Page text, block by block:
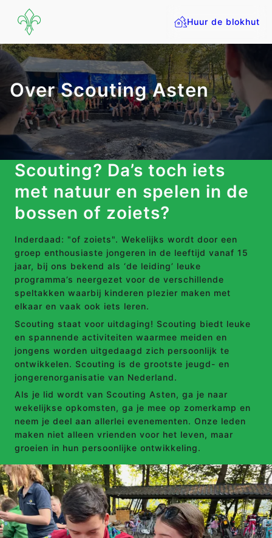
Huur de blokhut
Over Scouting Asten
Scouting? Da’s toch iets
met natuur en spelen in de
bossen of zoiets?
Inderdaad: "of zoiets". Wekelijks wordt door een
groep enthousiaste jongeren in de leeftijd vanaf 15
jaar, bij ons bekend als ‘de leiding’ leuke
programma’s neergezet voor de verschillende
speltakken waarbij kinderen plezier maken met
elkaar en vaak ook iets leren.
Scouting staat voor uitdaging! Scouting biedt leuke
en spannende activiteiten waarmee meiden en
jongens worden uitgedaagd zich persoonlijk te
ontwikkelen. Scouting is de grootste jeugd- en
jongerenorganisatie van Nederland.
Als je lid wordt van Scouting Asten, ga je naar
wekelijkse opkomsten, ga je mee op zomerkamp en
neem je deel aan allerlei evenementen. Onze leden
maken niet alleen vrienden voor het leven, maar
groeien in hun persoonlijke ontwikkeling.